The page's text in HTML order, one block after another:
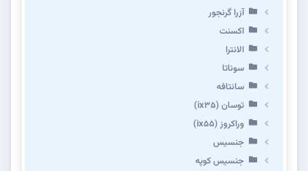
آزرا گرنجور
اکسنت
الانترا
سوناتا
سانتافه
توسان (ix35)
وراکروز (ix55)
جنسیس
جنسیس کوپه